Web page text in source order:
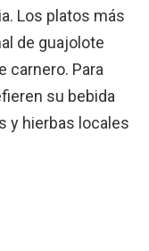
Los platos más
de guajolote
carnero. Para
su bebida
y hierbas locales